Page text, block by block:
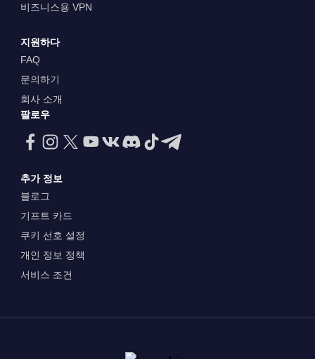
비즈니스용 VPN
지원하다
FAQ
문의하기
회사 소개
팔로우
추가 정보
블로그
기프트 카드
쿠키 선호 설정
개인 정보 정책
서비스 조건